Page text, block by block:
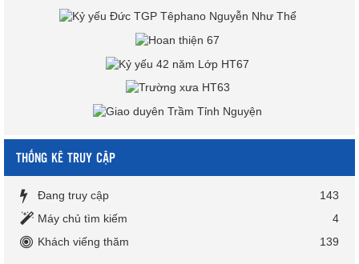
THỐNG KÊ TRUY CẬP
Đang truy cập
143
Máy chủ tìm kiếm
4
Khách viếng thăm
139